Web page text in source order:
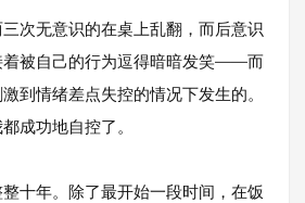
无意识的在桌上乱翻，而后意识
着被自己的行为逗得暗暗发笑——而
到情绪差点失控的情况下发生的。
成功地自控了。
年。除了最开始一段时间，在饭